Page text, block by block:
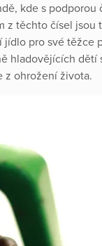
kde s podporou
z těchto čísel jsou
pro své těžce
hladovějících dětí
z ohrožení života.